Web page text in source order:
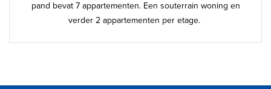
pand bevat 7 appartementen. Een souterrain woning en
verder 2 appartementen per etage.